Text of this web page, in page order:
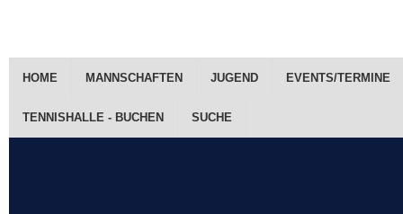
HOME MANNSCHAFTEN JUGEND EVENTS/TERMINE
TENNISHALLE - BUCHEN SUCHE